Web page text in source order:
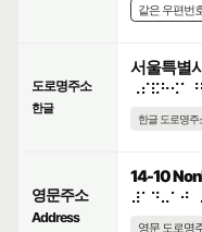
같은 우편번
도로명주소
한글
서울특별
한글 도로명주
영문주소
Address
14-10
영문 도로명